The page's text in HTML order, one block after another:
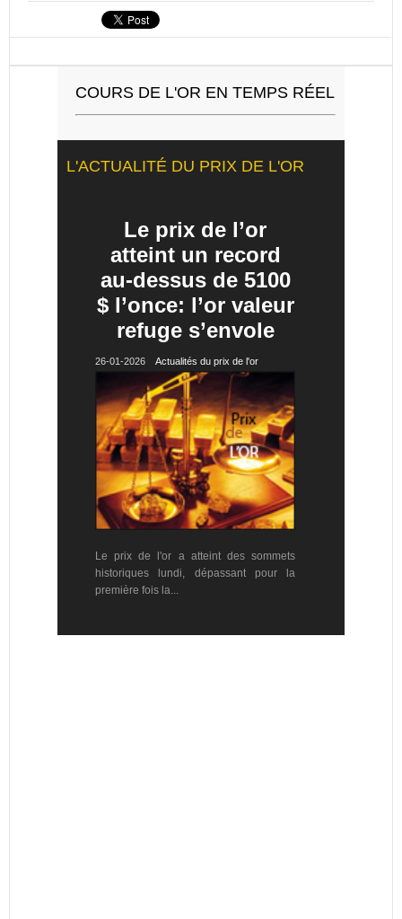
COURS DE L'OR EN TEMPS RÉEL
L'ACTUALITÉ DU PRIX DE L'OR
Le prix de l’or
atteint un record
au-dessus de 5100
$ l’once: l’or valeur
refuge s’envole
26-01-2026 Actualités du prix de l'or
Le prix de l'or a atteint des sommets
historiques lundi, dépassant pour la
première fois la...